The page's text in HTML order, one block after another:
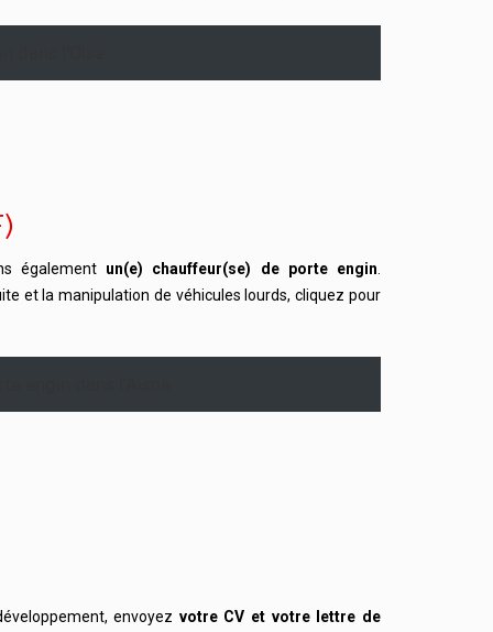
égalementun(e) chauffeur(se) de porte engin
et la manipulation de véhicules lourds, cliquez pour
envoyez votre CV et votre lettre de